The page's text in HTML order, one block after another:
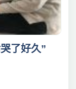
了好久”